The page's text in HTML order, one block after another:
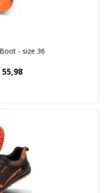
- size 36
55,98